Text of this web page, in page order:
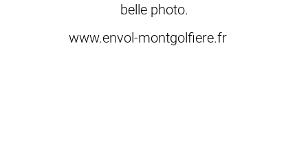
belle photo.
www.envol-montgolfiere.fr